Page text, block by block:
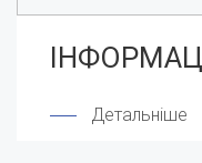
Детальніше